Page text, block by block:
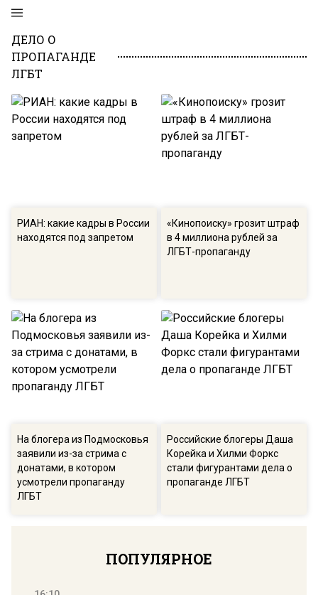
ДЕЛО О
ПРОПАГАНДЕ
ЛГБТ
РИАН: какие кадры в России
находятся под запретом
«Кинопоиску» грозит штраф
в 4 миллиона рублей за
ЛГБТ-пропаганду
На блогера из Подмосковья
заявили из-за стрима с
донатами, в котором
усмотрели пропаганду
ЛГБТ
Российские блогеры Даша
Корейка и Хилми Форкс
стали фигурантами дела о
пропаганде ЛГБТ
ПОПУЛЯРНОЕ